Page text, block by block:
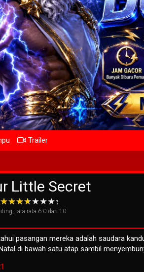
Detik Trailer
Little Secret
rata-rata 6.0 dari 10
pasangan mereka adalah saudara
di bawah satu atap sambil